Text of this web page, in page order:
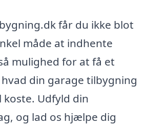
får du ikke blot
måde at indhente
mulighed for at få et
din garage tilbygning
Udfyld din
og lad os hjælpe dig